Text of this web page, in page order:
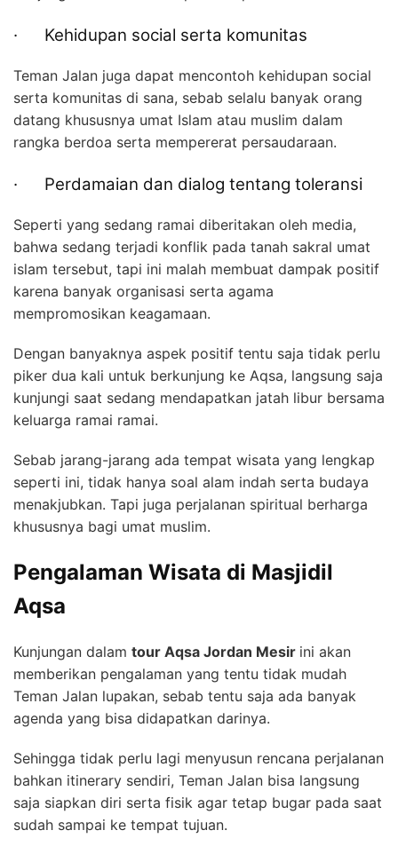
· Kehidupan social serta komunitas
Teman Jalan juga dapat mencontoh kehidupan social
serta komunitas di sana, sebab selalu banyak orang
datang khususnya umat Islam atau muslim dalam
rangka berdoa serta mempererat persaudaraan.
· Perdamaian dan dialog tentang toleransi
Seperti yang sedang ramai diberitakan oleh media,
bahwa sedang terjadi konflik pada tanah sakral umat
islam tersebut, tapi ini malah membuat dampak positif
karena banyak organisasi serta agama
mempromosikan keagamaan.
Dengan banyaknya aspek positif tentu saja tidak perlu
piker dua kali untuk berkunjung ke Aqsa, langsung saja
kunjungi saat sedang mendapatkan jatah libur bersama
keluarga ramai ramai.
Sebab jarang-jarang ada tempat wisata yang lengkap
seperti ini, tidak hanya soal alam indah serta budaya
menakjubkan. Tapi juga perjalanan spiritual berharga
khususnya bagi umat muslim.
Pengalaman Wisata di Masjidil
Aqsa
Kunjungan dalam tour Aqsa Jordan Mesir ini akan
memberikan pengalaman yang tentu tidak mudah
Teman Jalan lupakan, sebab tentu saja ada banyak
agenda yang bisa didapatkan darinya.
Sehingga tidak perlu lagi menyusun rencana perjalanan
bahkan itinerary sendiri, Teman Jalan bisa langsung
saja siapkan diri serta fisik agar tetap bugar pada saat
sudah sampai ke tempat tujuan.